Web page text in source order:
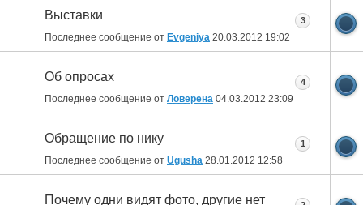
Выставки
Последнее сообщение от Evgeniya 20.03.2012 19:02
3
Об опросах
Последнее сообщение от Ловерена 04.03.2012 23:09
4
Обращение по нику
Последнее сообщение от Ugusha 28.01.2012 12:58
1
Почему одни видят фото, другие нет